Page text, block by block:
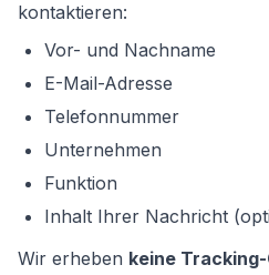
kontaktieren:
Vor- und Nachname
E-Mail-Adresse
Telefonnummer
Unternehmen
Funktion
Inhalt Ihrer Nachricht
Wir erheben keine